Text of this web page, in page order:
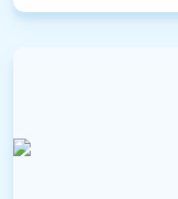
behagen.